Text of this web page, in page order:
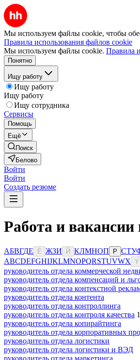
Мы используем файлы cookie, чтобы
Правила использования файлов cookie
Мы используем файлы cookie. Правила
Понятно
Ищу работу
Ищу работу
Ищу работу
Ищу сотрудника
Сервисы
Помощь
Ещё
Поиск
Белово
Войти
Войти
Создать резюме
Работа и
АБВГДЕ Ё ЖЗИ Й КЛМНОП Р СТУ
ABCDEFGHIJKLMNOPQRSTUVWX Y
руководитель отдела коммерческой
руководитель отдела компенсаций и
руководитель отдела контекстной
руководитель отдела контента
руководитель отдела контроллинга
руководитель отдела контроля качества 1
руководитель отдела копирайтинга
руководитель отдела корпоративных
руководитель отдела логистики
руководитель отдела логистики и ВЭД
руководитель отдела маркетинга